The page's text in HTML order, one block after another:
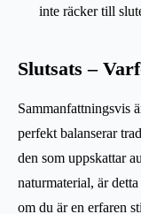
inte räcker till
Slutsats –
Sammanfattningsvis
perfekt balanserar
den som uppskattar
naturmaterial, är
om du är en erfaren